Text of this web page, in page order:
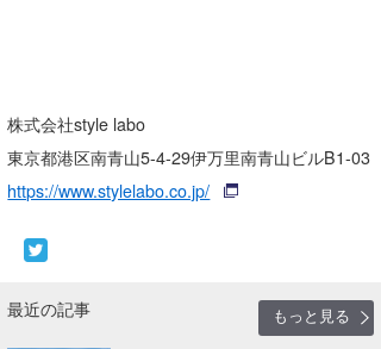
株式会社style labo
東京都港区南青山5-4-29伊万里南青山ビルB1-03
https://www.stylelabo.co.jp/
最近の記事
もっと見る